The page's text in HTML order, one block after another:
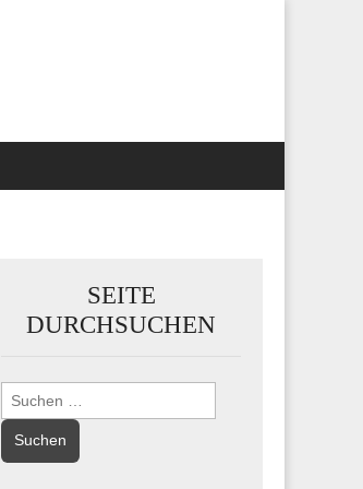
SEITE
DURCHSUCHEN
Suchen
nach: